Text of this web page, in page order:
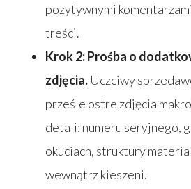
pozytywnymi
treści.
Krok 2: Prośba o
zdjęcia. Uczciwy
prześle ostre zdjęcia
detali: numeru seryjnego,
okuciach, struktury
wewnątrz kieszeni.